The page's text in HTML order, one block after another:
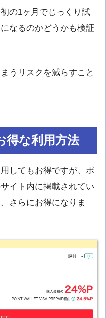
の1ヶ月でじっくり試
なるのかどうかも検証
うリスクを減らすこと
得な利用方法
してもお得ですが、ポ
イト内に掲載されてい
さらにお得になりま